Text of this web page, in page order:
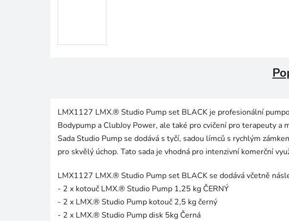
LMX1127 LMX.® Studio Pump set BLACK je profesionální
Bodypump a ClubJoy Power, ale také pro cvičení pro terapeuty a
Sada Studio Pump se dodává s tyčí, sadou límců s rychlým
pro skvělý úchop. Tato sada je vhodná pro intenzivní komerční
LMX1127 LMX.® Studio Pump set BLACK se dodává včetně
- 2 x kotouč LMX.® Studio Pump 1,25 kg ČERNÝ
- 2 x LMX.® Studio Pump kotouč 2,5 kg černý
- 2 x LMX.® Studio Pump disk 5kg Černá